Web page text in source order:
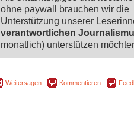
ohne paywall brauchen wir die
Unterstützung unserer
verantwortlichen
monatlich) unterstützen
Weitersagen Kommentieren